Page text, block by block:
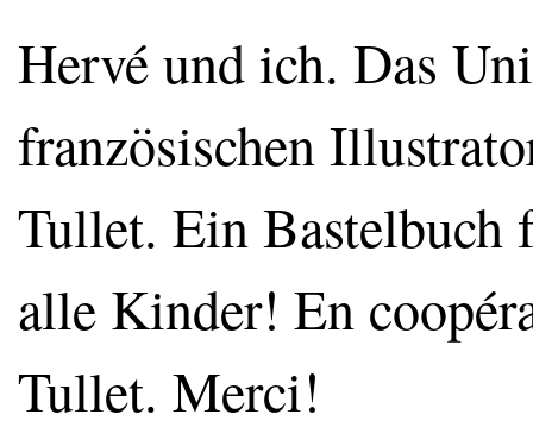
Hervé und ich. Das
französischen
Tullet. Ein
alle Kinder! En
Tullet. Merci!